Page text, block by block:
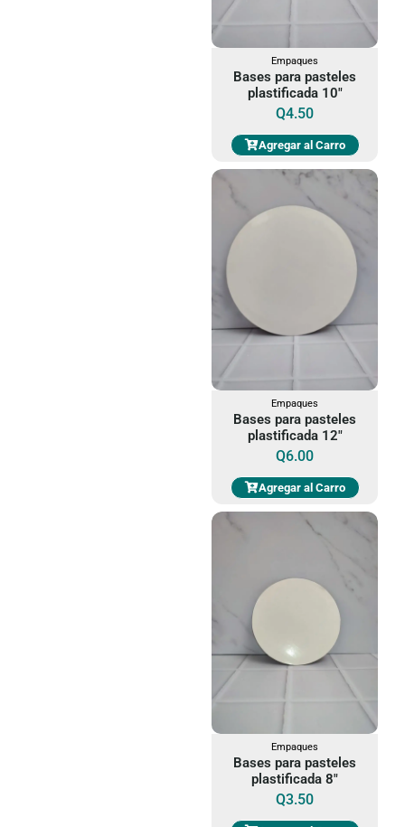
Empaques
Bases para pasteles
plastificada 10"
Q4.50
Agregar al Carro
Empaques
Bases para pasteles
plastificada 12"
Q6.00
Agregar al Carro
Empaques
Bases para pasteles
plastificada 8"
Q3.50